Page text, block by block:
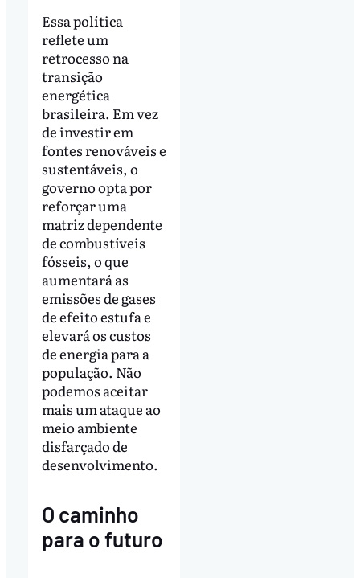
Essa política
reflete um
retrocesso na
transição
energética
brasileira. Em vez
de investir em
fontes renováveis e
sustentáveis, o
governo opta por
reforçar uma
matriz dependente
de combustíveis
fósseis, o que
aumentará as
emissões de gases
de efeito estufa e
elevará os custos
de energia para a
população. Não
podemos aceitar
mais um ataque ao
meio ambiente
disfarçado de
desenvolvimento.
O caminho
para o futuro